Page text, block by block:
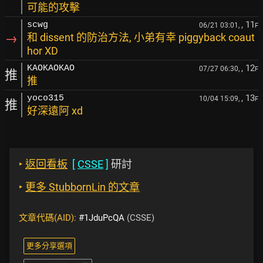
可能的攻擊
→
scwg 06/21 03:01, , 11 F
和 dissent 的防治方法, 小弟有幸 piggyback coaut
hor XD
推 KAOKAOKAO 07/27 06:30, , 12F
推
推 yoco315 10/04 15:09, , 13F
好深遠阿 xd
‣ 返回看板 [ CSSE] 研討
‣ 更多 StubbornLin 的文章
文章代碼(AID): #1JduPcQA (CSSE)
更多分享選項